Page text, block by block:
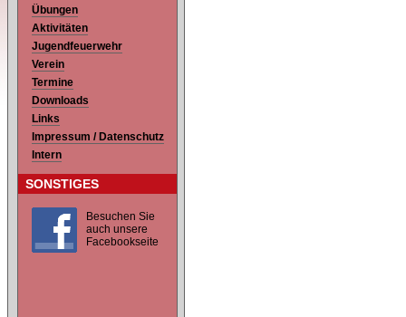
Übungen
Aktivitäten
Jugendfeuerwehr
Verein
Termine
Downloads
Links
Impressum / Datenschutz
Intern
SONSTIGES
Besuchen Sie
auch unsere
Facebookseite